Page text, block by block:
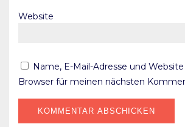
Website
Name, E-Mail-Adresse und
Browser für meinen nächsten